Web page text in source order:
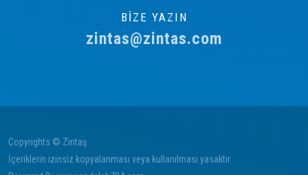
BİZE YAZIN
zintas@zintas.com
Copyrights © Zintaş
İçeriklerin izinsiz kopyalanması veya kullanılması yasaktır